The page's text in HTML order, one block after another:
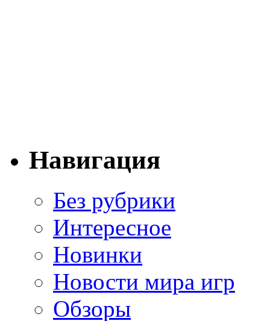
Навигация
Без рубрики
Интересное
Новинки
Новости мира игр
Обзоры